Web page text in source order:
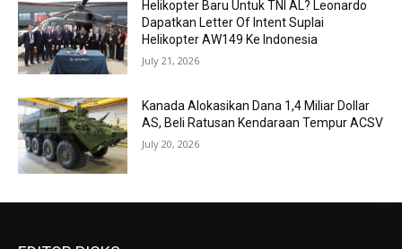
Helikopter Baru Untuk TNI AL? Leonardo
Dapatkan Letter Of Intent Suplai
Helikopter AW149 Ke Indonesia
July 21, 2026
Kanada Alokasikan Dana 1,4 Miliar Dollar
AS, Beli Ratusan Kendaraan Tempur ACSV
July 20, 2026